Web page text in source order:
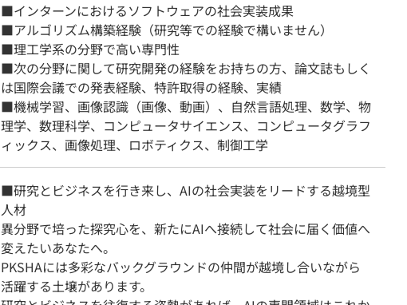
■インターンにおけるソフトウェアの社会実装成果
■アルゴリズム構築経験（研究等での経験で構いません）
■理工学系の分野で高い専門性
■次の分野に関して研究開発の経験をお持ちの方、論文誌もしく
は国際会議での発表経験、特許取得の経験、実績
■機械学習、画像認識（画像、動画）、自然言語処理、数学、物
理学、数理科学、コンピュータサイエンス、コンピュータグラフ
ィックス、画像処理、ロボティクス、制御工学
■研究とビジネスを行き来し、AIの社会実装をリードする越境型
人材
異分野で培った探究心を、新たにAIへ接続して社会に届く価値へ
変えたいあなたへ。
PKSHAには多彩なバックグラウンドの仲間が越境し合いながら
活躍する土壌があります。